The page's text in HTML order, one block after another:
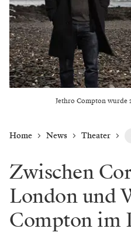
Jethro Compton wurde
Home News Theater
Zwischen
London und
Compton im